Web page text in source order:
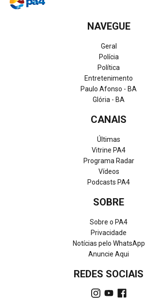
NAVEGUE
Geral
Polícia
Política
Entretenimento
Paulo Afonso - BA
Glória - BA
CANAIS
Últimas
Vitrine PA4
Programa Radar
Vídeos
Podcasts PA4
SOBRE
Sobre o PA4
Privacidade
Notícias pelo WhatsApp
Anuncie Aqui
REDES SOCIAIS